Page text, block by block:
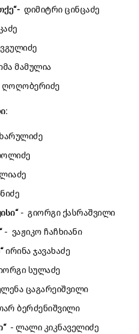
“- დიმიტრი ცინცაძე
მამულია
:
“- გიორგი ქასრაშვილი
- ვაჟიკო ჩაჩხიანი
“ირინა ჯავახაძე
სულაძე
ცაგარეიშვილი
ბერძენიშვილი
“- ლალი კიკნაველიძე